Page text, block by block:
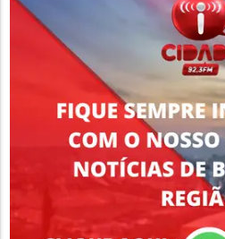
Valmor Pinot POP: Pinot -
16:00:00 02/08/2026
Walter Roncellii POP: Valta
Bateas
12:18:00 02/08/2026
Romão dos Santos - Morador
17:36:00 01/08/2026
Ygor Sorna Salles - Morador
14:43:00 01/08/2026